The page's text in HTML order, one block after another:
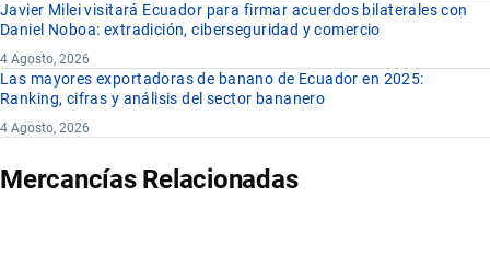
Javier Milei visitará Ecuador para firmar acuerdos bilaterales con
Daniel Noboa: extradición, ciberseguridad y comercio
4 Agosto, 2026
Las mayores exportadoras de banano de Ecuador en 2025:
Ranking, cifras y análisis del sector bananero
4 Agosto, 2026
Mercancías Relacionadas